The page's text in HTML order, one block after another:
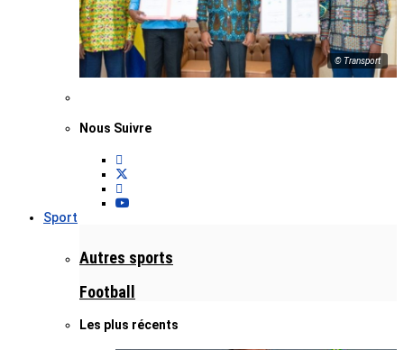
© Transport
Nous Suivre
Sport
Autres sports
Football
Les plus récents